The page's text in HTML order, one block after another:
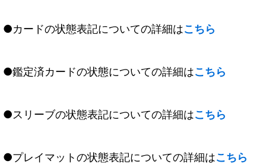
●カードの状態表記についての詳細はこちら
●鑑定済カードの状態についての詳細はこちら
●スリーブの状態表記についての詳細はこちら
●プレイマットの状態表記についての詳細はこちら